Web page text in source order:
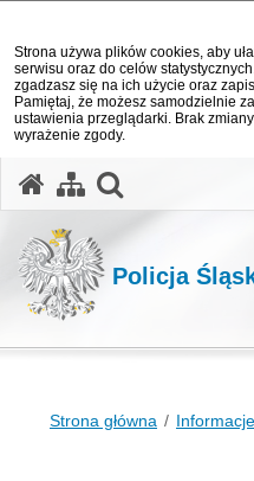
Strona używa plików cookies, aby
serwisu oraz do celów
zgadzasz się na ich użycie oraz
Pamiętaj, że możesz samodzielnie
ustawienia przeglądarki. Brak
wyrażenie zgody.
Policja
Strona główna Informacje